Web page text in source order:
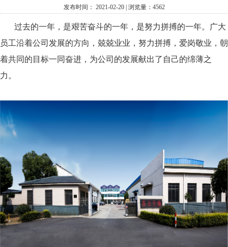
发布时间： 2021-02-20 | 浏览量：4562
过去的一年，是艰苦奋斗的一年，是努力拼搏的一年。广大
员工沿着公司发展的方向，兢兢业业，努力拼搏，爱岗敬业，朝
着共同的目标一同奋进，为公司的发展献出了自己的绵薄之
力。